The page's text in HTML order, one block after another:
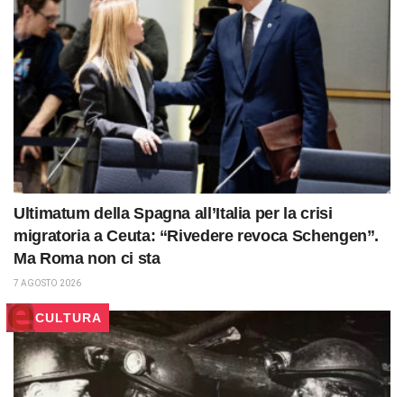
Ultimatum della Spagna all’Italia per la crisi
migratoria a Ceuta: “Rivedere revoca Schengen”.
Ma Roma non ci sta
7 AGOSTO 2026
CULTURA